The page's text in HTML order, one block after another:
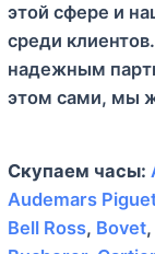
этой сфере и
среди
надежным
этом сами, мы
Скупаем часы:
Audemars
Bell Ross, Bovet,